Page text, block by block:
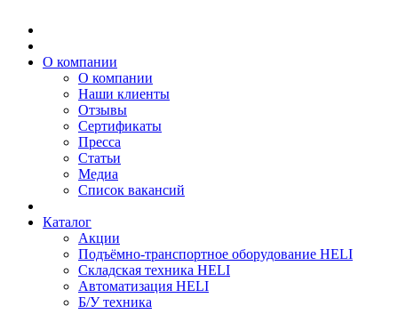
О компании
О компании
Наши клиенты
Отзывы
Сертификаты
Пресса
Статьи
Медиа
Список вакансий
Каталог
Акции
Подъёмно-транспортное оборудование HELI
Складская техника HELI
Автоматизация HELI
Б/У техника